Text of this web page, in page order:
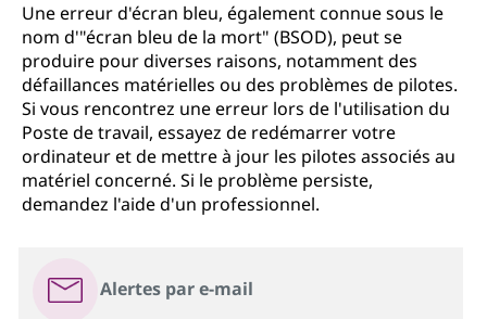
Une erreur d'écran bleu, également connue sous le
nom d'"écran bleu de la mort" (BSOD), peut se
produire pour diverses raisons, notamment des
défaillances matérielles ou des problèmes de pilotes.
Si vous rencontrez une erreur lors de l'utilisation du
Poste de travail, essayez de redémarrer votre
ordinateur et de mettre à jour les pilotes associés au
matériel concerné. Si le problème persiste,
demandez l'aide d'un professionnel.
Alertes par e-mail